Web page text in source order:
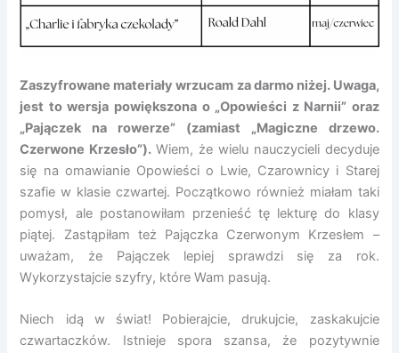
Zaszyfrowane materiały wrzucam za darmo niżej. Uwaga,
jest to wersja powiększona o „Opowieści z Narnii” oraz
„Pajączek na rowerze” (zamiast „Magiczne drzewo.
Czerwone Krzesło”).Wiem, że wielu nauczycieli decyduje
się na omawianie Opowieści o Lwie, Czarownicy i Starej
szafie w klasie czwartej. Początkowo również miałam taki
pomysł, ale postanowiłam przenieść tę lekturę do klasy
piątej. Zastąpiłam też Pajączka Czerwonym Krzesłem –
uważam, że Pajączek lepiej sprawdzi się za rok.
Wykorzystajcie szyfry, które Wam pasują.
Niech idą w świat! Pobierajcie, drukujcie, zaskakujcie
czwartaczków. Istnieje spora szansa, że pozytywnie